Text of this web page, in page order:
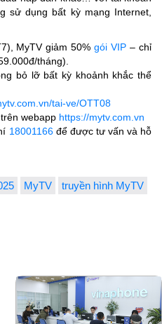
sử dụng bất kỳ mạng Internet,
MyTV giảm 50%gói VIP – chỉ
tháng).
bỏ lỡ bất kỳ khoảnh khắc thể
tai-ve/OTT08
webapp https://mytv.com.vn
18001166để được tư vấn và hỗ
MyTV truyền hình MyTV